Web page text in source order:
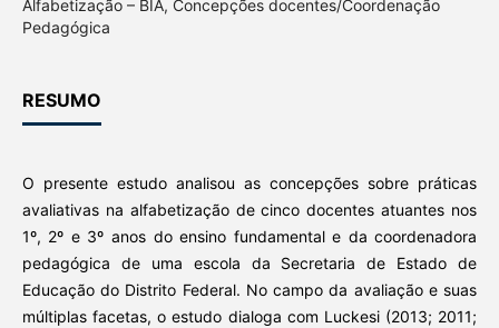
Alfabetização – BIA, Concepções docentes/Coordenação
Pedagógica
RESUMO
O presente estudo analisou as concepções sobre práticas
avaliativas na alfabetização de cinco docentes atuantes nos
1º, 2º e 3º anos do ensino fundamental e da coordenadora
pedagógica de uma escola da Secretaria de Estado de
Educação do Distrito Federal. No campo da avaliação e suas
múltiplas facetas, o estudo dialoga com Luckesi (2013; 2011;